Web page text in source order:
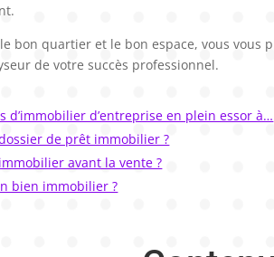
bon quartier et le bon espace, vous
de votre succès professionnel.
d’immobilier d’entreprise en plein essor à…
de prêt immobilier ?
avant la vente ?
bien immobilier ?